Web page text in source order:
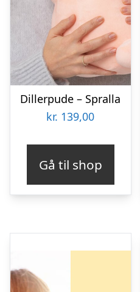
Dillerpude – Spralla
kr. 139,00
Gå til shop